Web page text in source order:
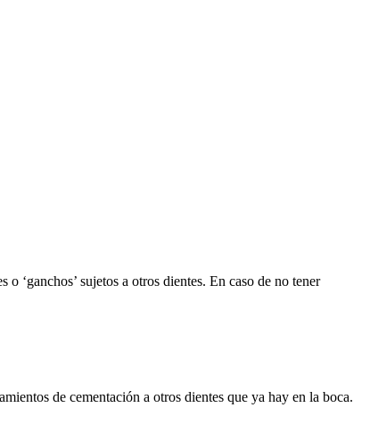
‘ganchos’ sujetos a otros dientes. En caso de no tener
de cementación a otros dientes que ya hay en la boca.